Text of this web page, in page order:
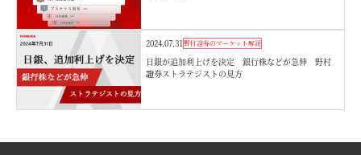
2024.07.31野村證券のマーケット解説
日銀が追加利上げを決定 銀行株などが急伸 野村
證券ストラテジストの見方